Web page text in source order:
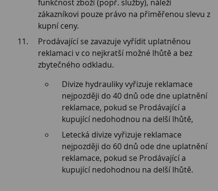
funkčnost zboží (popř. služby), náleží
zákazníkovi pouze právo na přiměřenou slevu z
kupní ceny.
Prodávající se zavazuje vyřídit uplatněnou
reklamaci v co nejkratší možné lhůtě a bez
zbytečného odkladu.
Divize hydrauliky vyřizuje reklamace
nejpozději do 40 dnů ode dne uplatnění
reklamace, pokud se Prodávající a
kupující nedohodnou na delší lhůtě,
Letecká divize vyřizuje reklamace
nejpozději do 60 dnů ode dne uplatnění
reklamace, pokud se Prodávající a
kupující nedohodnou na delší lhůtě.